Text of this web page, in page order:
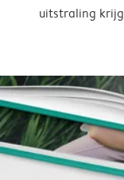
uitstraling